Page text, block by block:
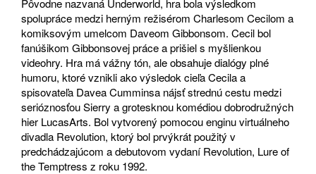
Pôvodne nazvaná Underworld, hra bola výsledkom
spolupráce medzi herným režisérom Charlesom Cecilom a
komiksovým umelcom Daveom Gibbonsom. Cecil bol
fanúšikom Gibbonsovej práce a prišiel s myšlienkou
videohry. Hra má vážny tón, ale obsahuje dialógy plné
humoru, ktoré vznikli ako výsledok cieľa Cecila a
spisovateľa Davea Cumminsa nájsť strednú cestu medzi
serióznosťou Sierry a grotesknou komédiou dobrodružných
hier LucasArts. Bol vytvorený pomocou enginu virtuálneho
divadla Revolution, ktorý bol prvýkrát použitý v
predchádzajúcom a debutovom vydaní Revolution, Lure of
the Temptress z roku 1992.